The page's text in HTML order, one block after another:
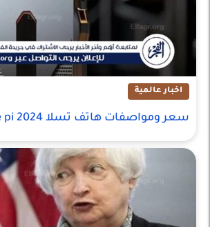
اخبار عالمية
سعر ومواصفات هاتف تسلا tesla mobile pi 2024